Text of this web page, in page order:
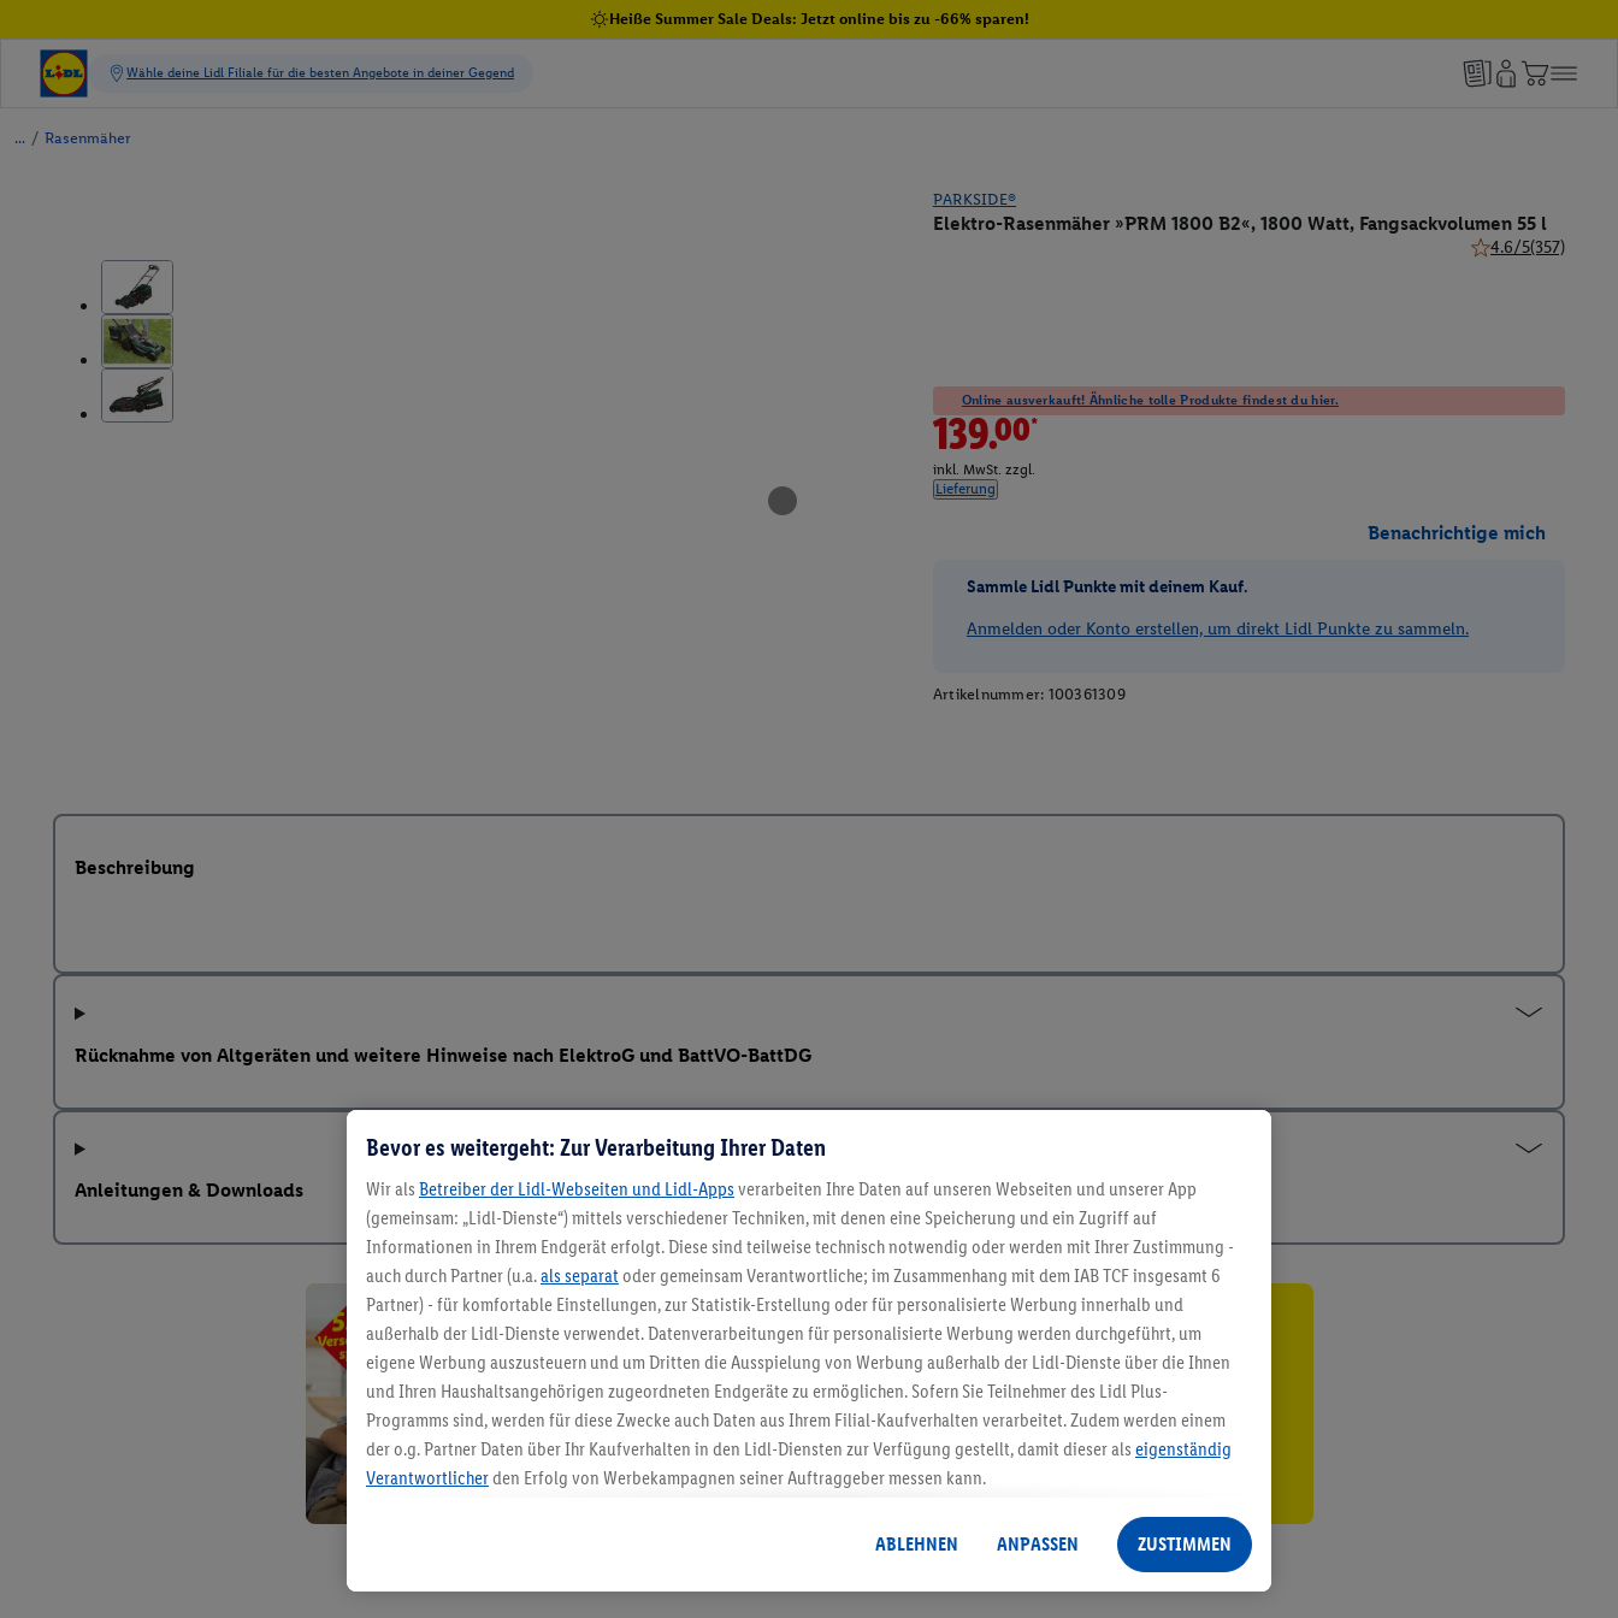
Heiße Summer Sale Deals: Jetzt online bis zu -66% sparen!
/ Rasenmäher
PARKSIDE®
Elektro-Rasenmäher »PRM 1800 B2«, 1800 Watt, Fangsackvolumen 55 l
4.6/5(357)
Online ausverkauft! Ähnliche tolle Produkte findest du hier.
139.00*
inkl. MwSt. zzgl.
Lieferung
Benachrichtige mich
Sammle Lidl Punkte mit deinem Kauf.
Anmelden oder Konto erstellen, um direkt Lidl Punkte zu sammeln.
Artikelnummer: 100361309
Beschreibung
Rücknahme von Altgeräten und weitere Hinweise nach ElektroG und BattVO-BattDG
Anleitungen & Downloads
5.95 € Versand sparen³²ᵃ
Jetzt zum Newsletter anmelden
Gutschein sichern!
Bevor es weitergeht: Zur Verarbeitung Ihrer Daten
Wir als Betreiber der Lidl-Webseiten und Lidl-Apps verarbeiten Ihre Daten auf unseren Webseiten und unserer App
(gemeinsam: „Lidl-Dienste“) mittels verschiedener Techniken, mit denen eine Speicherung und ein Zugriff auf
Informationen in Ihrem Endgerät erfolgt. Diese sind teilweise technisch notwendig oder werden mit Ihrer Zustimmung -
auch durch Partner (u.a.als separat oder gemeinsam Verantwortliche; im Zusammenhang mit dem IAB TCF insgesamt 6
Partner) - für komfortable Einstellungen, zur Statistik-Erstellung oder für personalisierte Werbung innerhalb und
außerhalb der Lidl-Dienste verwendet. Datenverarbeitungen für personalisierte Werbung werden durchgeführt, um
eigene Werbung auszusteuern und um Dritten die Ausspielung von Werbung außerhalb der Lidl-Dienste über die Ihnen
und Ihren Haushaltsangehörigen zugeordneten Endgeräte zu ermöglichen. Sofern Sie Teilnehmer des Lidl Plus-
Programms sind, werden für diese Zwecke auch Daten aus Ihrem Filial-Kaufverhalten verarbeitet. Zudem werden einem
der o.g. Partner Daten über Ihr Kaufverhalten in den Lidl-Diensten zur Verfügung gestellt, damit dieser als eigenständig
Verantwortlicherden Erfolg von Werbekampagnen seiner Auftraggeber messen kann.
angereicherten Profilen. Dies umfasst die Zusammenführung von Daten (z.B. über Ihre Nutzung der Lidl-Dienste, Ihr
Kaufverhalten in den Lidl-Diensten, Informationen aus Ihrem Kundenkonto - z.B. Alter oder Geschlecht - sowie Ihre
genauen Standortdaten) auch über verschiedene Endgeräte und Lidl-Dienste hinweg einschließlich dem Speichern von
ABLEHNEN ANPASSEN ZUSTIMMEN